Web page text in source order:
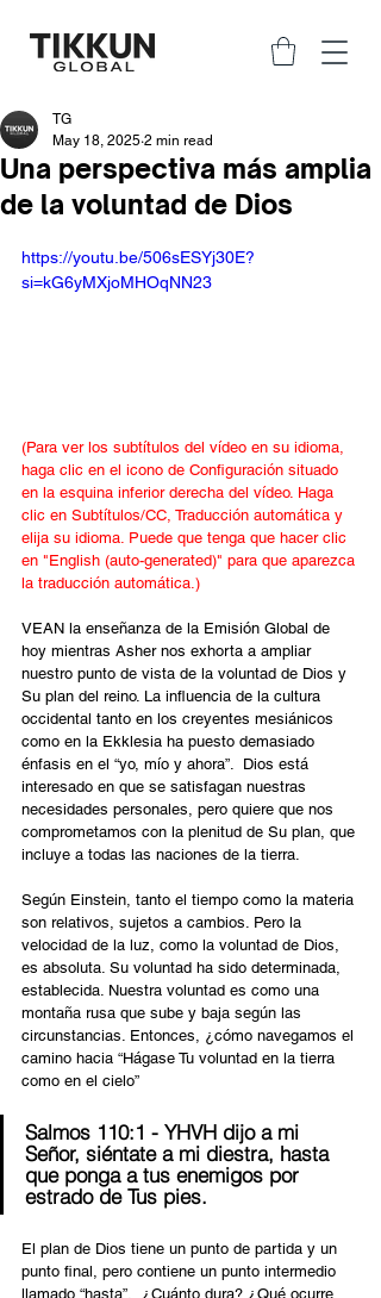
Una perspectiva más amplia
de la voluntad de Dios
TG
May 18, 2025 2 min read
https://youtu.be/506sESYj30E?
si=kG6yMXjoMHOqNN23
(Para ver los subtítulos del vídeo en su idioma,
haga clic en el icono de Configuración situado
en la esquina inferior derecha del vídeo. Haga
clic en Subtítulos/CC, Traducción automática y
elija su idioma. Puede que tenga que hacer clic
en "English (auto-generated)" para que aparezca
la traducción automática.)
VEAN la enseñanza de la Emisión Global de
hoy mientras Asher nos exhorta a ampliar
nuestro punto de vista de la voluntad de Dios y
Su plan del reino. La influencia de la cultura
occidental tanto en los creyentes mesiánicos
como en la Ekklesia ha puesto demasiado
énfasis en el “yo, mío y ahora”.  Dios está
interesado en que se satisfagan nuestras
necesidades personales, pero quiere que nos
comprometamos con la plenitud de Su plan, que
incluye a todas las naciones de la tierra.
Según Einstein, tanto el tiempo como la materia
son relativos, sujetos a cambios. Pero la
velocidad de la luz, como la voluntad de Dios,
es absoluta. Su voluntad ha sido determinada,
establecida. Nuestra voluntad es como una
montaña rusa que sube y baja según las
circunstancias. Entonces, ¿cómo navegamos el
camino hacia “Hágase Tu voluntad en la tierra
como en el cielo”
Salmos 110:1 - YHVH dijo a mi
Señor, siéntate a mi diestra, hasta
que ponga a tus enemigos por
estrado de Tus pies.
El plan de Dios tiene un punto de partida y un
punto final, pero contiene un punto intermedio
llamado “hasta”.  ¿Cuánto dura? ¿Qué ocurre